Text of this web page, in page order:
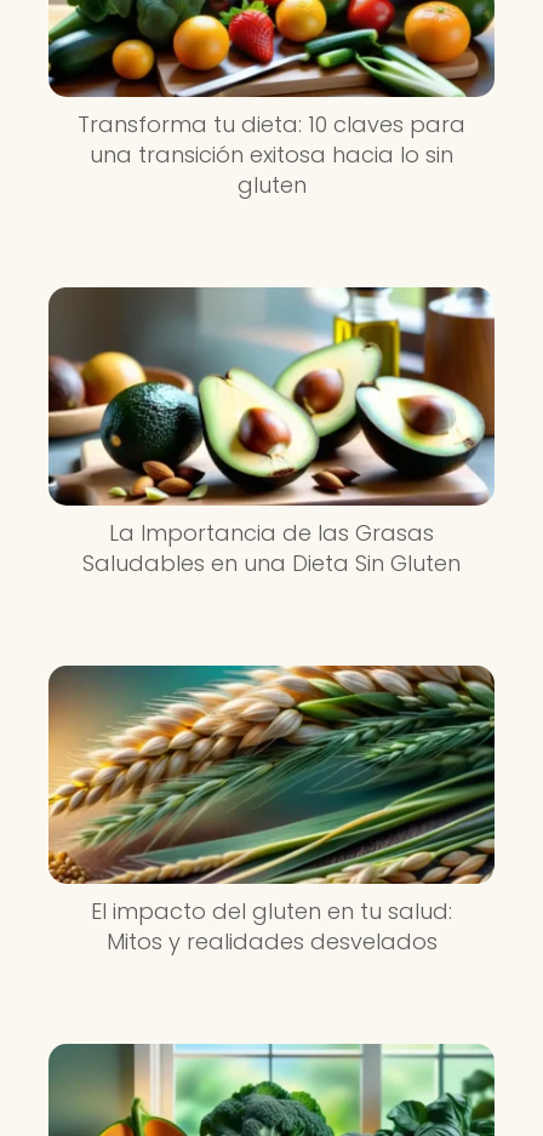
Transforma tu dieta: 10 claves para
una transición exitosa hacia lo sin
gluten
La Importancia de las Grasas
Saludables en una Dieta Sin Gluten
El impacto del gluten en tu salud:
Mitos y realidades desvelados